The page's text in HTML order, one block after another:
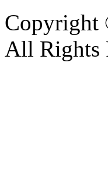
Copyright
All Rights